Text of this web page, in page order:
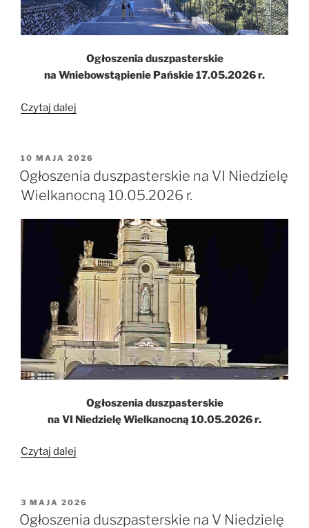
Ogłoszenia duszpasterskie
na Wniebowstąpienie Pańskie 17.05.2026 r.
Czytaj dalej
Wniebowstąpienie
Pańskie
17.05.2026
OPUBLIKOWANE
W
10 MAJA 2026
Ogłoszenia duszpasterskie na VI Niedzielę
Wielkanocną 10.05.2026 r.
Ogłoszenia duszpasterskie
na VI Niedzielę Wielkanocną 10.05.2026 r.
Czytaj dalej
VI
Niedzielę
OPUBLIKOWANE
W
3 MAJA 2026
Ogłoszenia duszpasterskie na V Niedzielę